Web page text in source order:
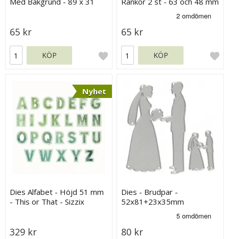
65 kr
KÖP
65 kr
KÖP
Nyhet
Dies Alfabet - Höjd 51 mm
- This or That - Sizzix
329 kr
Dies - Brudpar -
52x81+23x35mm
80 kr